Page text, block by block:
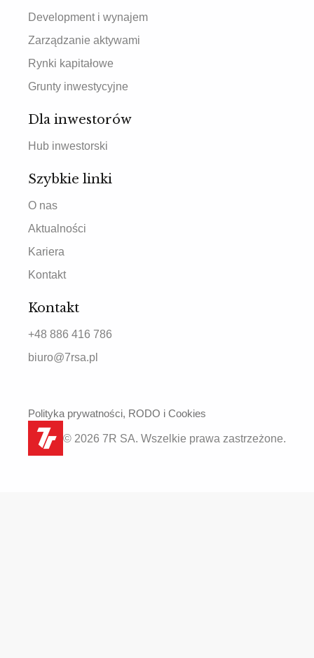
Development i wynajem
Zarządzanie aktywami
Rynki kapitałowe
Grunty inwestycyjne
Dla inwestorów
Hub inwestorski
Szybkie linki
O nas
Aktualności
Kariera
Kontakt
Kontakt
+48 886 416 786
biuro@7rsa.pl
© 2026 7R SA. Wszelkie prawa zastrzeżone.
Polityka prywatności, RODO i Cookies